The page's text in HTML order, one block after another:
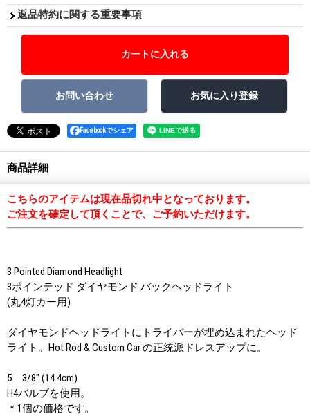
返品特約に関する重要事項
Facebookでシェア
商品詳細
こちらのアイテムは現在品切れ中となっております。
ご注文を確定して頂くことで、ご予約いただけます。
3 Pointed Diamond Headlight
3ポインテッド ダイヤモンド バックヘッドライト
(丸4灯カー用)
ダイヤモンドヘッドライトにトライバーが埋め込まれたヘッド
ライト。Hot Rod & Custom Car の正統派ドレスアップに。
5 3/8" (14.4cm)
H4バルブを使用。
＊1個の価格です。